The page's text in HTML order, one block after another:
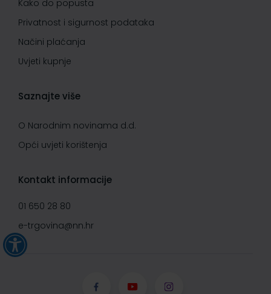
Kako do popusta
Privatnost i sigurnost podataka
Načini plaćanja
Uvjeti kupnje
Saznajte više
O Narodnim novinama d.d.
Opći uvjeti korištenja
Kontakt informacije
01 650 28 80
e-trgovina@nn.hr